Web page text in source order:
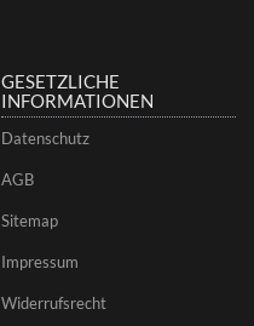
GESETZLICHE
INFORMATIONEN
Datenschutz
AGB
Sitemap
Impressum
Widerrufsrecht